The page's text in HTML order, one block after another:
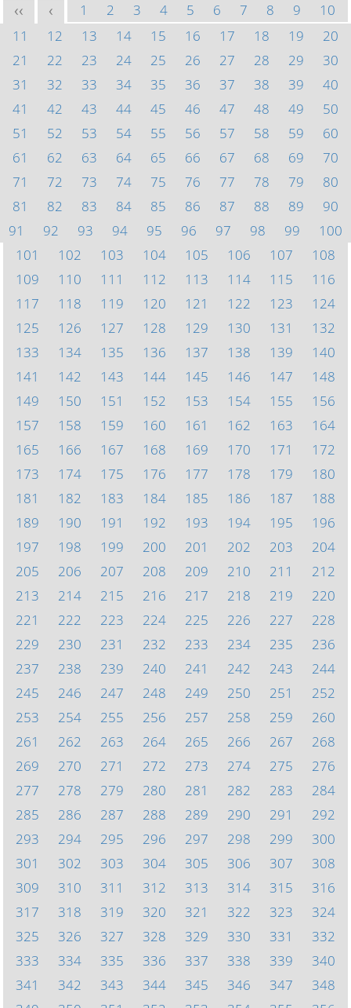
<< < 1 2 3 4 5 6 7 8 9
10
11
12 13 14 15 16 17 18 19
20
21
22 23 24 25 26 27 28 29
30
31
32 33 34 35 36 37 38 39
40
41
42 43 44 45 46 47 48 49
50
51
52 53 54 55 56 57 58 59
60
61
62 63 64 65 66 67 68 69
70
71
72 73 74 75 76 77 78 79
80
81
82 83 84 85 86 87 88 89
90
91
92 93 94 95 96 97 98 99
100
101
102 103 104 105 106 107
108
109
110 111 112 113 114 115
116
117
118 119 120 121 122 123
124
125
126 127 128 129 130 131
132
133
134 135 136 137 138 139
140
141
142 143 144 145 146 147
148
149
150 151 152 153 154 155
156
157
158 159 160 161 162 163
164
165
166 167 168 169 170 171
172
173
174 175 176 177 178 179
180
181
182 183 184 185 186 187
188
189
190 191 192 193 194 195
196
197
198 199 200 201 202 203
204
205
206 207 208 209 210 211
212
213
214 215 216 217 218 219
220
221
222 223 224 225 226 227
228
229
230 231 232 233 234 235
236
237
238 239 240 241 242 243
244
245
246 247 248 249 250 251
252
253
254 255 256 257 258 259
260
261
262 263 264 265 266 267
268
269
270 271 272 273 274 275
276
277
278 279 280 281 282 283
284
285
286 287 288 289 290 291
292
293
294 295 296 297 298 299
300
301
302 303 304 305 306 307
308
309
310 311 312 313 314 315
316
317
318 319 320 321 322 323
324
325
326 327 328 329 330 331
332
333
334 335 336 337 338 339
340
341
342 343 344 345 346 347
348